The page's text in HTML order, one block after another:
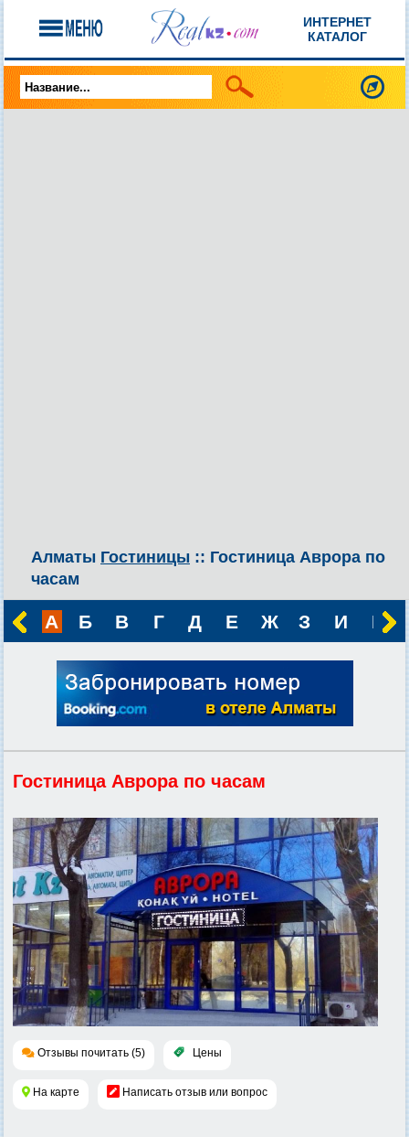
ИНТЕРНЕТ
КАТАЛОГ
Алматы Гостиницы :: Гостиница Аврора по
часам
А Б В Г Д Е Ж З И К
Гостиница Аврора по часам
Отзывы почитать (5) Цены
На карте Написать отзыв или вопрос